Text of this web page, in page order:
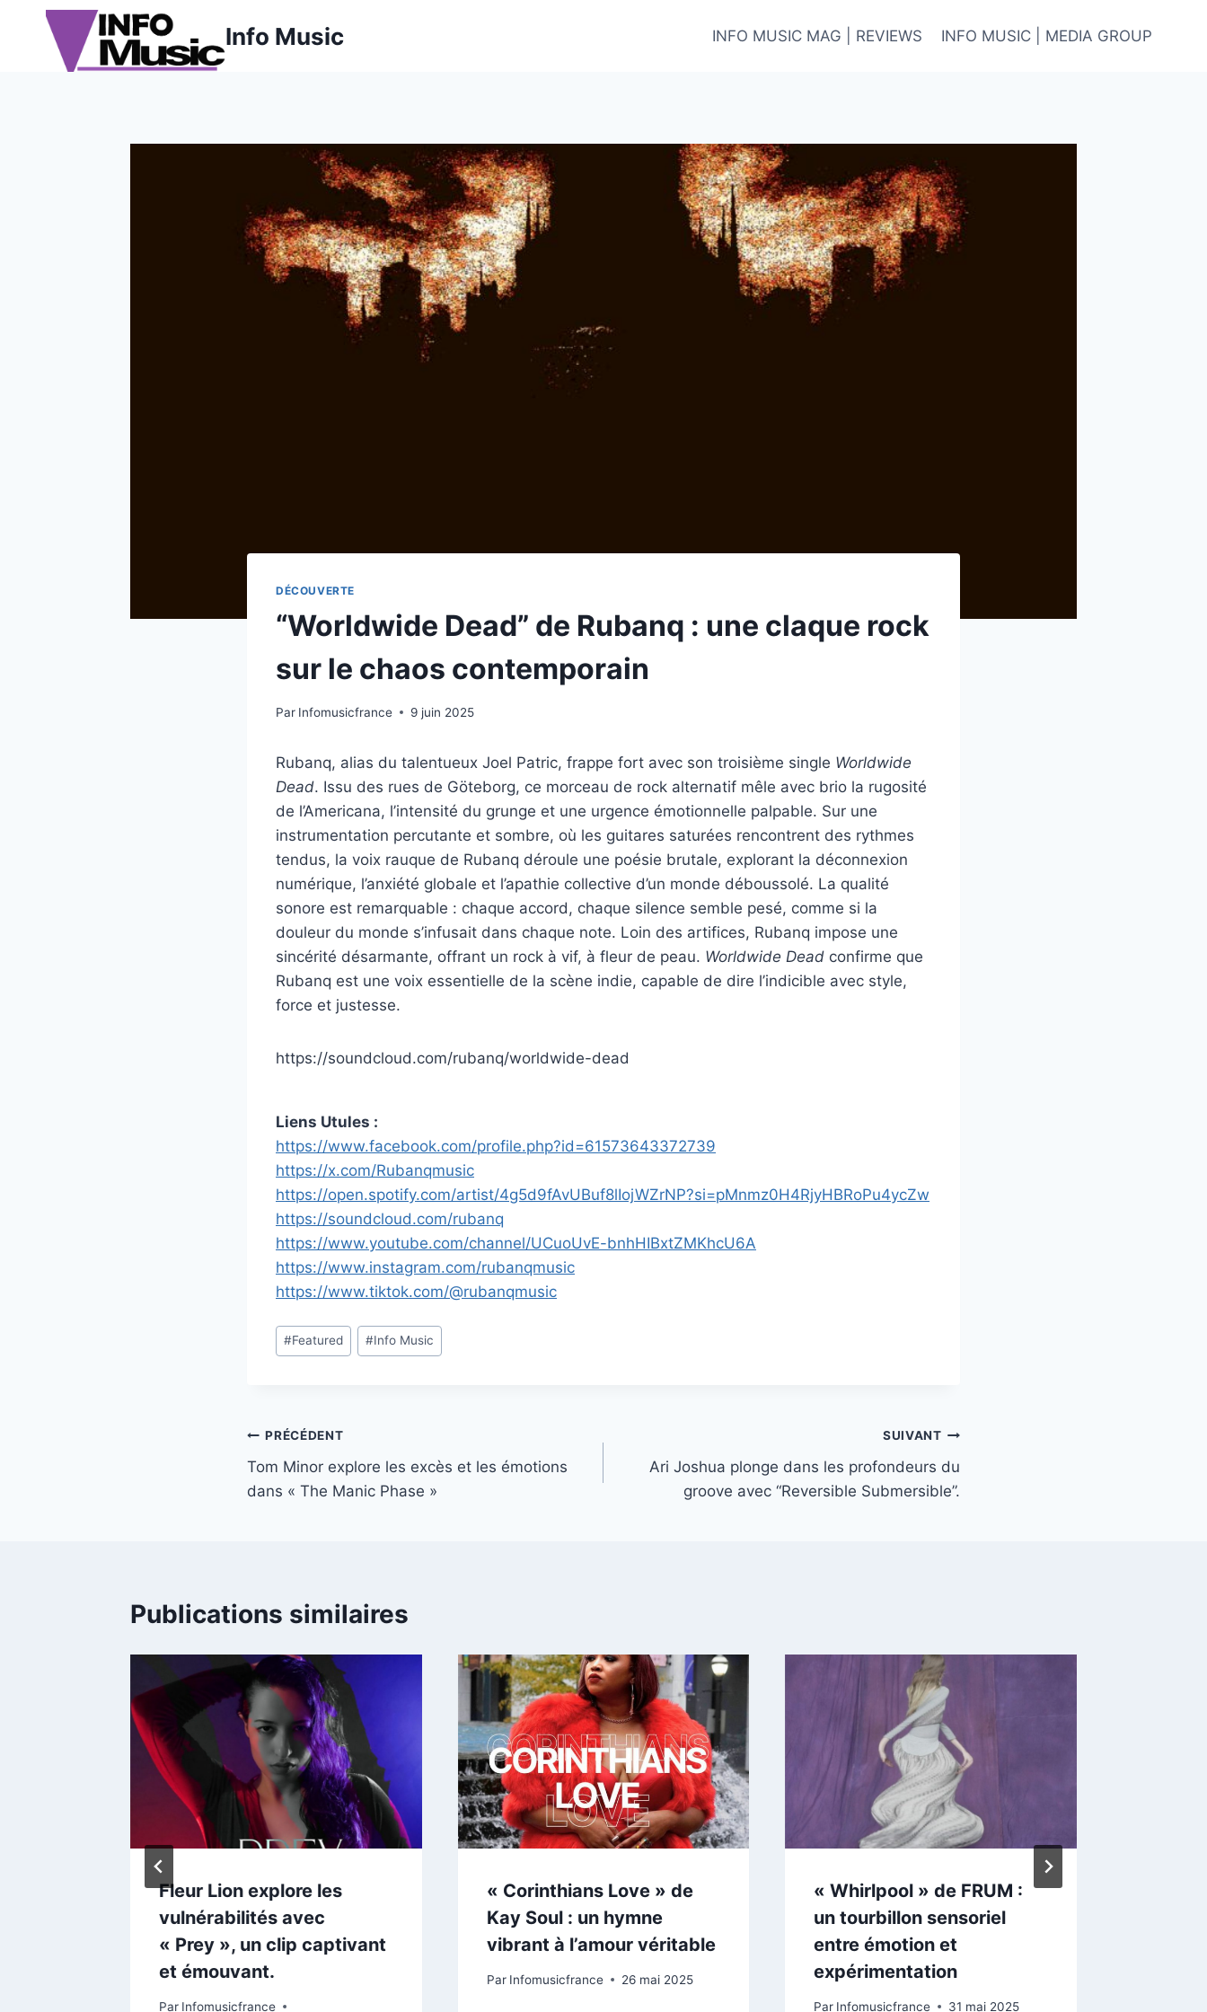
Info Music INFO MUSIC MAG | REVIEWS INFO MUSIC | MEDIA GROUP
DÉCOUVERTE
“Worldwide Dead” de Rubanq : une claque rock
sur le chaos contemporain
Par Infomusicfrance 9 juin 2025
Rubanq, alias du talentueux Joel Patric, frappe fort avec son troisième single Worldwide
Dead. Issu des rues de Göteborg, ce morceau de rock alternatif mêle avec brio la rugosité
de l’Americana, l’intensité du grunge et une urgence émotionnelle palpable. Sur une
instrumentation percutante et sombre, où les guitares saturées rencontrent des rythmes
tendus, la voix rauque de Rubanq déroule une poésie brutale, explorant la déconnexion
numérique, l’anxiété globale et l’apathie collective d’un monde déboussolé. La qualité
sonore est remarquable : chaque accord, chaque silence semble pesé, comme si la
douleur du monde s’infusait dans chaque note. Loin des artifices, Rubanq impose une
sincérité désarmante, offrant un rock à vif, à fleur de peau. Worldwide Dead confirme que
Rubanq est une voix essentielle de la scène indie, capable de dire l’indicible avec style,
force et justesse.
https://soundcloud.com/rubanq/worldwide-dead
Liens Utules :
https://www.facebook.com/profile.php?id=61573643372739
https://x.com/Rubanqmusic
https://open.spotify.com/artist/4g5d9fAvUBuf8lIojWZrNP?si=pMnmz0H4RjyHBRoPu4ycZw
https://soundcloud.com/rubanq
https://www.youtube.com/channel/UCuoUvE-bnhHIBxtZMKhcU6A
https://www.instagram.com/rubanqmusic
https://www.tiktok.com/@rubanqmusic
Étiquettes
de
#Featured #Info Music
Navigation
de
PRÉCÉDENT
Tom Minor explore les excès et les émotions
dans « The Manic Phase »
SUIVANT
Ari Joshua plonge dans les profondeurs du
groove avec “Reversible Submersible”.
Publications similaires
Fleur Lion explore les
vulnérabilités avec
« Prey », un clip captivant
et émouvant.
Par Infomusicfrance
« Corinthians Love » de
Kay Soul : un hymne
vibrant à l’amour véritable
Par Infomusicfrance 26 mai 2025
« Whirlpool » de FRUM :
un tourbillon sensoriel
entre émotion et
expérimentation
Par Infomusicfrance 31 mai 2025